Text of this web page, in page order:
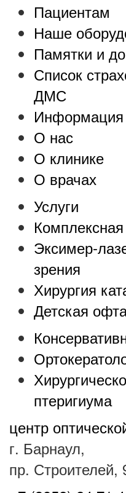
Пациентам
Наше
Памятки и
Список
ДМС
Информация
О нас
О клинике
О врачах
Услуги
Эксимер-
зрения
Хирургия
Детская
птеригиума
центр
г. Барнаул,
пр. Строителей,